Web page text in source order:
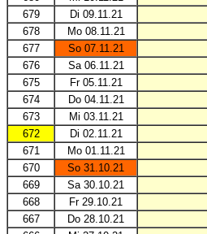
679
Di 09.11.21
678
Mo 08.11.21
677
So 07.11.21
676
Sa 06.11.21
675
Fr 05.11.21
674
Do 04.11.21
673
Mi 03.11.21
672
Di 02.11.21
671
Mo 01.11.21
670
So 31.10.21
669
Sa 30.10.21
668
Fr 29.10.21
667
Do 28.10.21